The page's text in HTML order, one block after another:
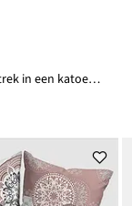
Dekbedovertrek in een katoenmix